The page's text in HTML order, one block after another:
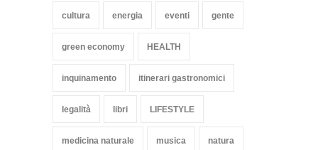
cultura energia eventi gente
green economy HEALTH
inquinamento itinerari gastronomici
legalità libri LIFESTYLE
medicina naturale musica natura